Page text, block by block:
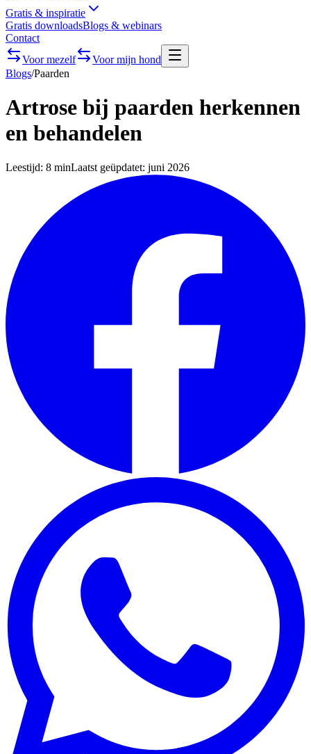
Gratis & inspiratie
Gratis downloadsBlogs & webinars
Contact
Voor mezelf
Voor mijn hond
Blogs/Paarden
Artrose bij paarden herkennen
en behandelen
Leestijd: 8 minLaatst geüpdatet: juni 2026